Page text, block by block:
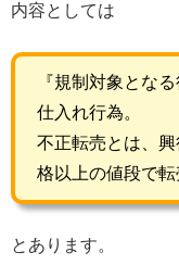
内容としては
『規制対象とな
仕入れ行為。
不正転売とは、
格以上の値段で転
とあります。